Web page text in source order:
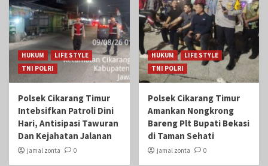
HUKUM
LIFE STYLE
TNI POLRI
Polsek Cikarang Timur
Intebsifkan Patroli Dini
Hari, Antisipasi Tawuran
Dan Kejahatan Jalanan
jamal zonta 0
HUKUM
LIFE STYLE
TNI POLRI
Polsek Cikarang Timur
Amankan Nongkrong
Bareng Plt Bupati Bekasi
di Taman Sehati‎
jamal zonta 0